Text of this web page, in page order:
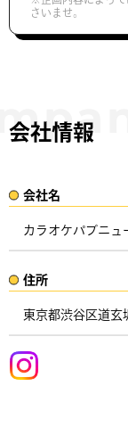
さいませ。
会社情報
会社名​
カラオケパブニュ
住所​​
東京都渋谷区道